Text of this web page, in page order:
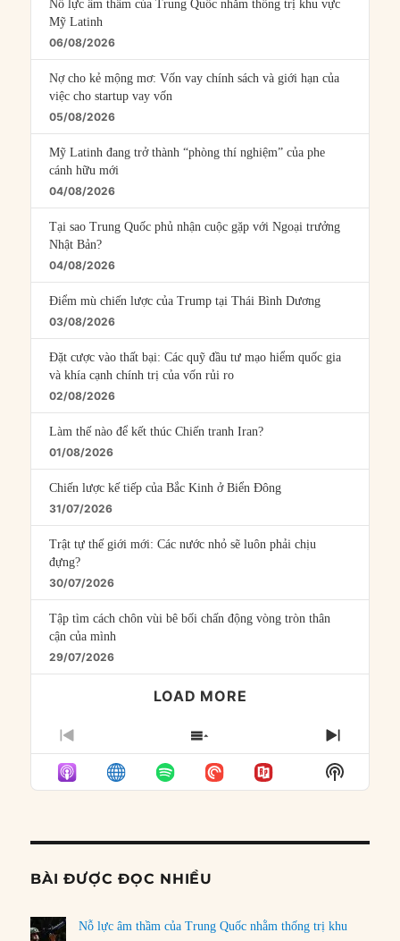
Nỗ lực âm thầm của Trung Quốc nhằm thống trị khu vực
Mỹ Latinh
06/08/2026
Nợ cho kẻ mộng mơ: Vốn vay chính sách và giới hạn của
việc cho startup vay vốn
05/08/2026
Mỹ Latinh đang trở thành “phòng thí nghiệm” của phe
cánh hữu mới
04/08/2026
Tại sao Trung Quốc phủ nhận cuộc gặp với Ngoại trưởng
Nhật Bản?
04/08/2026
Điểm mù chiến lược của Trump tại Thái Bình Dương
03/08/2026
Đặt cược vào thất bại: Các quỹ đầu tư mạo hiểm quốc gia
và khía cạnh chính trị của vốn rủi ro
02/08/2026
Làm thế nào để kết thúc Chiến tranh Iran?
01/08/2026
Chiến lược kế tiếp của Bắc Kinh ở Biển Đông
31/07/2026
Trật tự thế giới mới: Các nước nhỏ sẽ luôn phải chịu
đựng?
30/07/2026
Tập tìm cách chôn vùi bê bối chấn động vòng tròn thân
cận của mình
29/07/2026
LOAD MORE
PREVIOUS
EPISODE
SHOW
EPISODES
LIST
NEXT
Show
Podcast
BÀI ĐƯỢC ĐỌC NHIỀU
Nỗ lực âm thầm của Trung Quốc nhằm thống trị khu